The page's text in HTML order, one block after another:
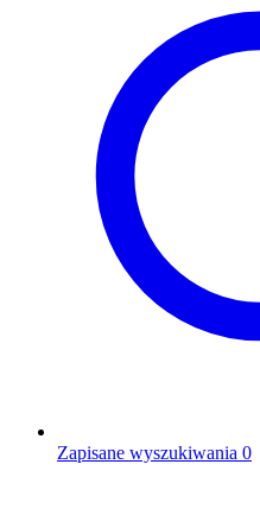
Zapisane wyszukiwania 0